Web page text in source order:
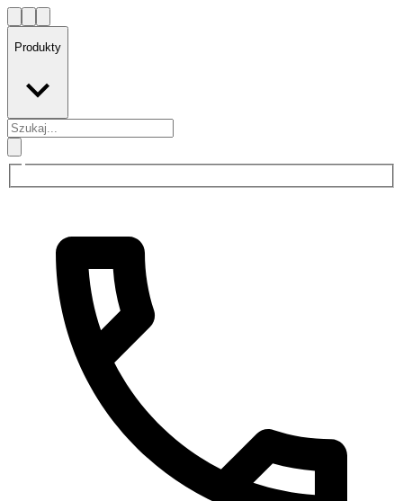
Produkty